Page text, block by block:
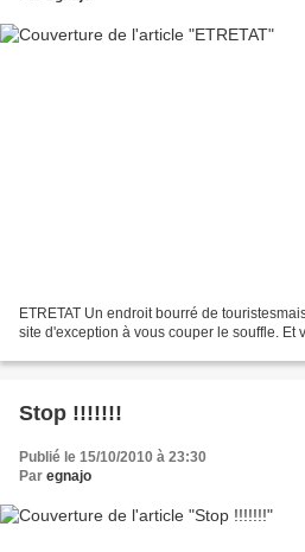
ETRETAT Un endroit bourré de
site d'exception à vous couper le souffle. Et
Stop !!!!!!!
Publié le 15/10/2010 à 23:30
Par egnajo